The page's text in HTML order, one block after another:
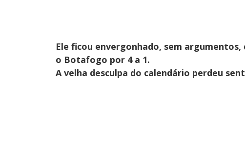
Ele ficou envergonhado, sem
o Botafogo por 4 a 1.
A velha desculpa do calendário perdeu